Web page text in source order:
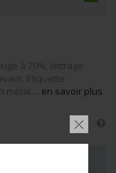
à 70%, lettrage
Etiquette
en savoir plus